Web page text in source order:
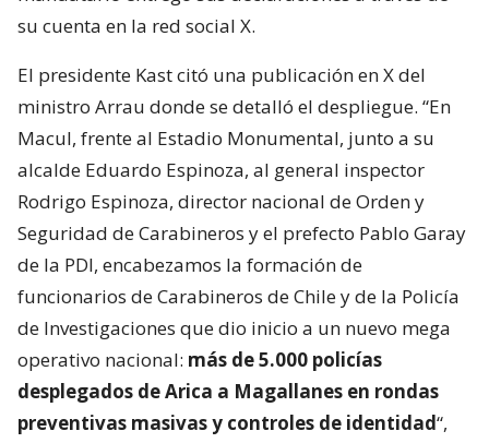
su cuenta en la red social X.
El presidente Kast citó una publicación en X del
ministro Arrau donde se detalló el despliegue. “En
Macul, frente al Estadio Monumental, junto a su
alcalde Eduardo Espinoza, al general inspector
Rodrigo Espinoza, director nacional de Orden y
Seguridad de Carabineros y el prefecto Pablo Garay
de la PDI, encabezamos la formación de
funcionarios de Carabineros de Chile y de la Policía
de Investigaciones que dio inicio a un nuevo mega
operativo nacional: más de 5.000 policías
desplegados de Arica a Magallanes en rondas
preventivas masivas y controles de identidad“,